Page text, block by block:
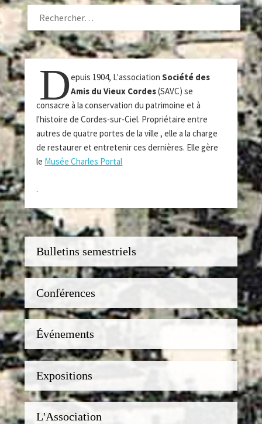
RECHERCHER :
Depuis 1904, L'associationSociété des
Amis du Vieux Cordes(SAVC) se
consacre à la conservation du patrimoine et à
l'histoire de Cordes-sur-Ciel. Propriétaire entre
autres de quatre portes de la ville , elle a la charge
de restaurer et entretenir ces dernières. Elle gère
le Musée Charles Portal
.
Bulletins semestriels
Conférences
Événements
Expositions
L'Association